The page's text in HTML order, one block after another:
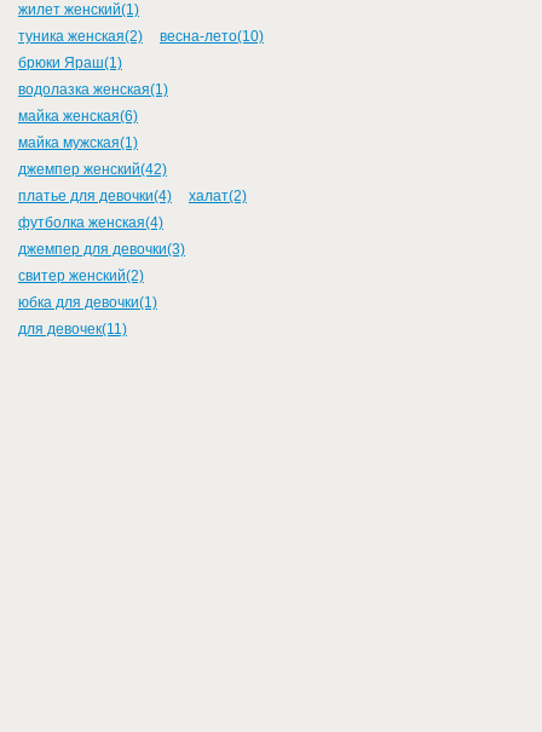
жилет женский(1)
туника женская(2)
весна-лето(10)
брюки Яраш(1)
водолазка женская(1)
майка женская(6)
майка мужская(1)
джемпер женский(42)
платье для девочки(4)
халат(2)
футболка женская(4)
джемпер для девочки(3)
свитер женский(2)
юбка для девочки(1)
для девочек(11)